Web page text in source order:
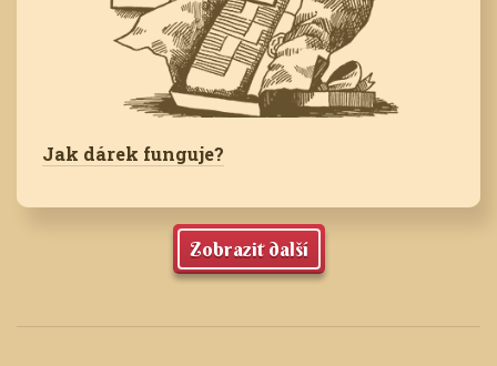
Jak dárek funguje?
Zobrazit další